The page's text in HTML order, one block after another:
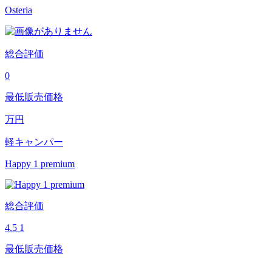
Osteria
総合評価
0
最低販売価格
万円
軽キャンパー
Happy 1 premium
総合評価
4.5 1
最低販売価格